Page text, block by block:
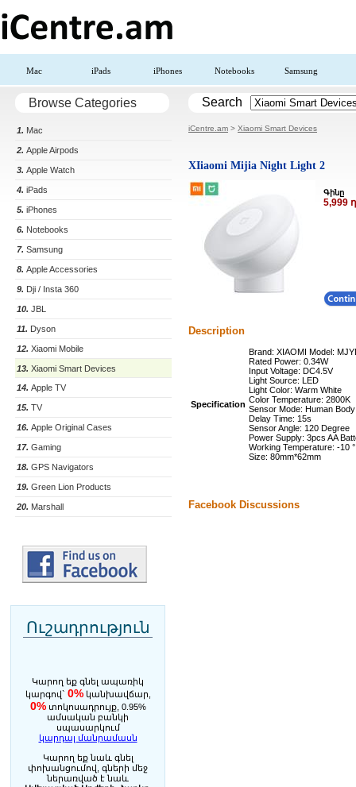
Mac iPads iPhones Notebooks Samsung
Browse Categories
1. Mac
2. Apple Airpods
3. Apple Watch
4. iPads
5. iPhones
6. Notebooks
7. Samsung
8. Apple Accessories
9. Dji / Insta 360
10. JBL
11. Dyson
12. Xiaomi Mobile
13. Xiaomi Smart Devices
14. Apple TV
15. TV
16. Apple Original Cases
17. Gaming
18. GPS Navigators
19. Green Lion Products
20. Marshall
Ուշադրություն
Կարող եք գնել ապառիկ
կարգով` 0%կանխավճար,
0%տոկոսադրույք, 0.95%
ամսական բանկի
սպասարկում
կարդալ մանրամասն
Կարող եք նաև գնել
փոխանցումով, գների մեջ
ներառված է նաև
Search
iCentre.am > Xiaomi Smart Devices
XIiaomi Mijia Night Light 2
Գինը
5,999
Description
Specification
Brand: XIAOMI Model:
Rated Power: 0.34W
Input Voltage: DC4.5V
Light Source: LED
Light Color: Warm White
Color Temperature: 2800K
Sensor Mode: Human
Delay Time: 15s
Sensor Angle: 120 Degree
Power Supply: 3pcs AA
Working Temperature: -10
Size: 80mm*62mm
Facebook Discussions